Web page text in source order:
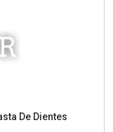
De Dientes